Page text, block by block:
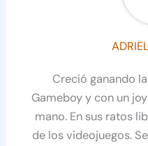
Creció ganando
Gameboy y con un
mano. En sus ratos
de los videojuegos.